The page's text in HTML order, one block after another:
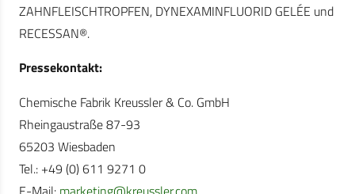
ZAHNFLEISCHTROPFEN, DYNEXAMINFLUORID GELÉE und
RECESSAN®.
Pressekontakt:
Chemische Fabrik Kreussler & Co. GmbH
Rheingaustraße 87-93
65203 Wiesbaden
Tel.: +49 (0) 611 9271 0